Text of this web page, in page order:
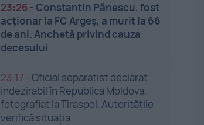
23:26 -Constantin Pănescu, fost
acționar la FC Argeș, a murit la 66
de ani. Anchetă privind cauza
decesului
23:17 -Oficial separatist declarat
indezirabil în Republica Moldova,
fotografiat la Tiraspol. Autoritățile
verifică situația